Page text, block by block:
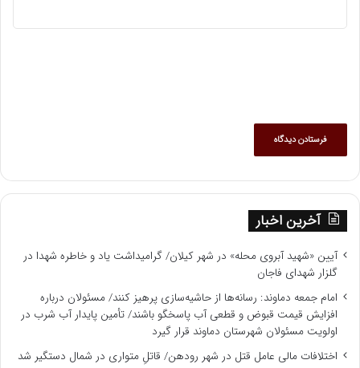
آخرین اخبار
آیین «شهید آبروی محله» در شهر کیلان/ گرامیداشت یاد و خاطره شهدا در
گلزار شهدای فاجان
امام جمعه دماوند: رسانه‌ها از حاشیه‌سازی پرهیز کنند/ مسئولان درباره
افزایش قیمت قبوض و قطعی آب پاسخگو باشند/ تأمین پایدار آب شرب در
اولویت مسئولان شهرستان دماوند قرار گیرد
اختلافات مالی عامل قتل در شهر رودهن/ قاتلِ متواری در شمال دستگیر شد